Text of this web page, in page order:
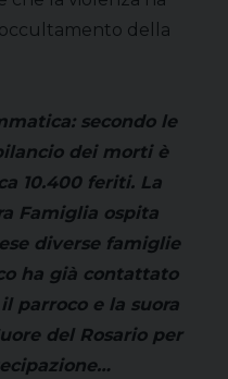
della
secondo le
dei morti è
10.400 feriti. La
Famiglia ospita
diverse famiglie
ha già contattato
parroco e la suora
del Rosario per